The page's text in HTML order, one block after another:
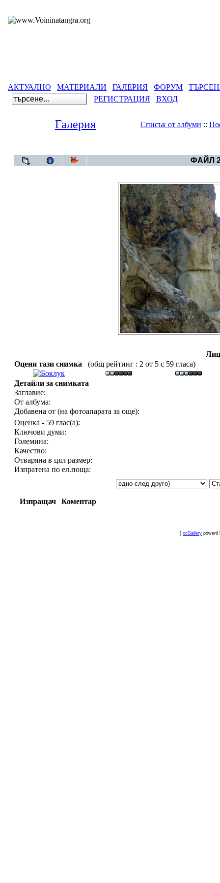
АКТУАЛНО МАТЕРИАЛИ ГАЛЕРИЯ ФОРУМ
РЕГИСТРАЦИЯ
ВХОД
Галерия Списък от албуми ::
ФАЙЛ
Оцени тази снимка
(общ рейтинг : 2 от 5 с 59 гласа)
Детайли за снимката
Заглавие:
От албума:
Добавена от (на фотоапарата за още):
Оценка - 59 глас(а):
Ключови думи:
Големина:
Качество:
Отваряна в цял размер:
Изпратена по ел.поща:
Изпращач Коментар
[ xcGallery